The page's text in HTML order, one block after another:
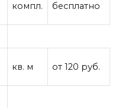
компл. бесплатно
кв. м от 120 руб.